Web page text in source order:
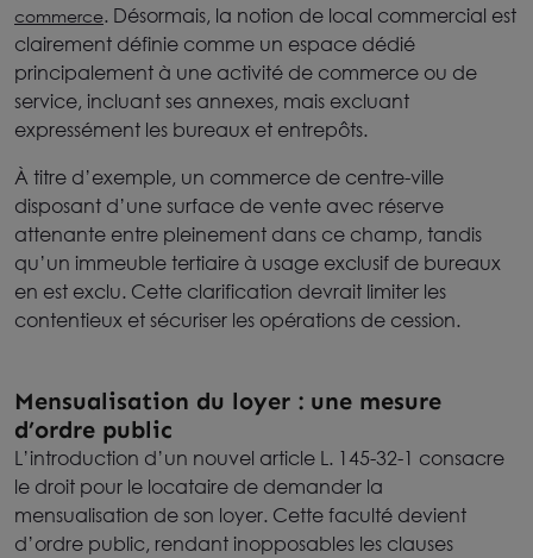
commerce. Désormais, la notion de local commercial est
clairement définie comme un espace dédié
principalement à une activité de commerce ou de
service, incluant ses annexes, mais excluant
expressément les bureaux et entrepôts.
À titre d’exemple, un commerce de centre-ville
disposant d’une surface de vente avec réserve
attenante entre pleinement dans ce champ, tandis
qu’un immeuble tertiaire à usage exclusif de bureaux
en est exclu. Cette clarification devrait limiter les
contentieux et sécuriser les opérations de cession.
Mensualisation du loyer : une mesure
d’ordre public
L’introduction d’un nouvel article L. 145-32-1 consacre
le droit pour le locataire de demander la
mensualisation de son loyer. Cette faculté devient
d’ordre public, rendant inopposables les clauses